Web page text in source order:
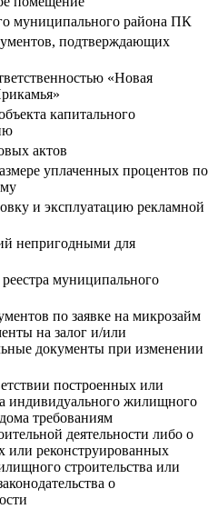
муниципального района ПК
подтверждающих
«Новая
капитального
актов
уплаченных процентов по
и эксплуатацию рекламной
непригодными для
муниципального
по заявке на микрозайм
на залог и/или
документы при изменении
построенных или
индивидуального жилищного
требованиям
деятельности либо о
или реконструированных
строительства или
о